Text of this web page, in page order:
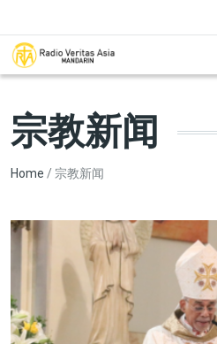
宗教新闻
Breadcrumb
Home 宗教新闻